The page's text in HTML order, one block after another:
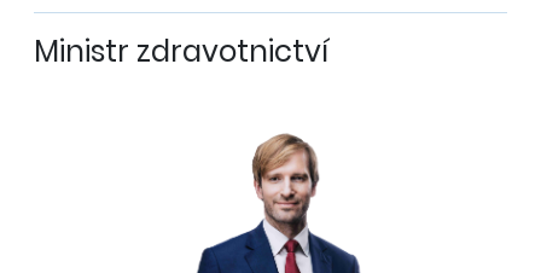
Ministr zdravotnictví